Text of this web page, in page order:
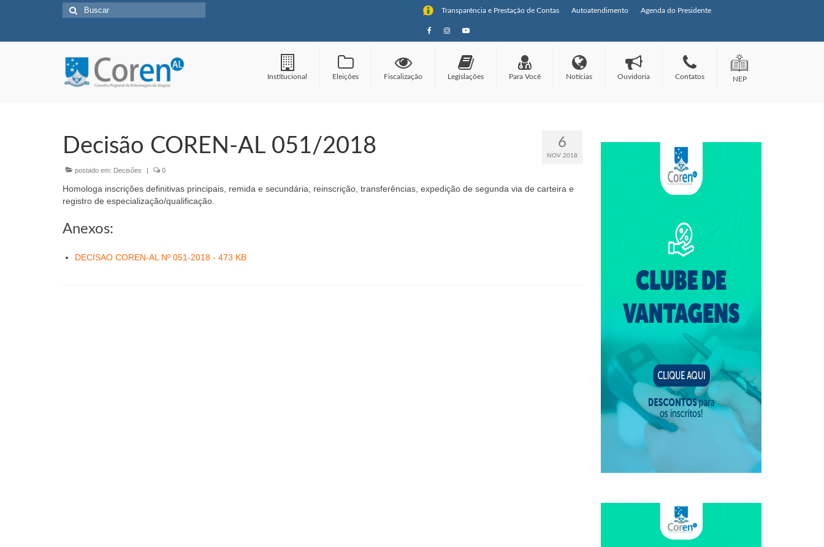
Transparência e Prestação de Contas Autoatendimento Agenda do Presidente
Buscar
por:
Institucional Eleições Fiscalização Legislações Para Você Notícias Ouvidoria Contatos NEP
6
NOV 2018
Decisão COREN-AL 051/2018
postado em: Decisões | 0
Homologa inscrições definitivas principais, remida e secundária, reinscrição, transferências, expedição de segunda via de carteira e
registro de especialização/qualificação.
Anexos:
DECISAO COREN-AL Nº 051-2018 - 473 KB